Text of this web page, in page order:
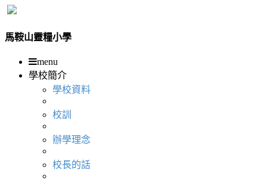
馬鞍山靈糧小學
menu
學校簡介
學校資料
校訓
辦學理念
校長的話